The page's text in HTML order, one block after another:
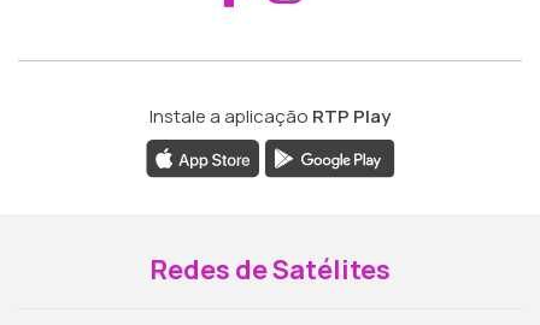
Instale a aplicação RTP Play
Redes de Satélites